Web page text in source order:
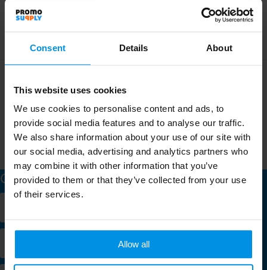
Consent Details About
This website uses cookies
We use cookies to personalise content and ads, to
provide social media features and to analyse our traffic.
We also share information about your use of our site with
our social media, advertising and analytics partners who
may combine it with other information that you’ve
provided to them or that they’ve collected from your use
of their services.
Allow all
onze leuke aanbiedingen of updates.
Contact